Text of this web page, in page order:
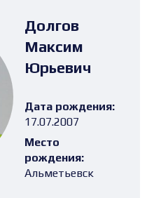
Долгов
Максим
Юрьевич
Дата рождения:
17.07.2007
Место
рождения:
Альметьевск